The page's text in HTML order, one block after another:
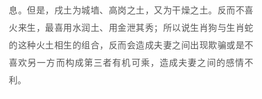
息。但是，戌土为城墙、高岗之土，又为干燥之土。反而不喜
火来生，最喜用水润土、用金泄其秀；所以说生肖狗与生肖蛇
的这种火土相生的组合，反而会造成夫妻之间出现欺骗或是不
喜欢另一方而构成第三者有机可乘，造成夫妻之间的感情不
利。